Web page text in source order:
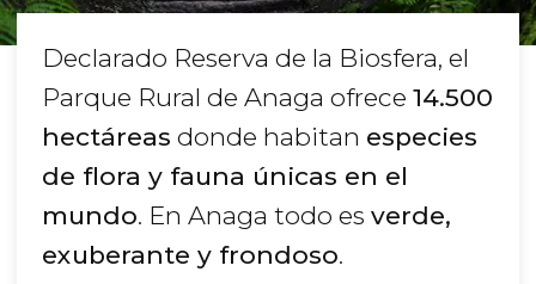
Declarado Reserva de la Biosfera, el
Parque Rural de Anaga ofrece 14.500
hectáreas donde habitan especies
de flora y fauna únicas en el
mundo. En Anaga todo es verde,
exuberante y frondoso.